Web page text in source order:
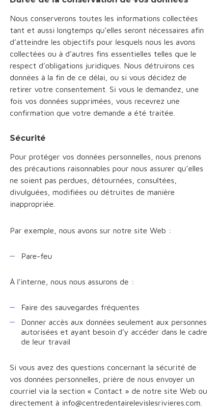
Nous conserverons toutes les informations collectées
tant et aussi longtemps qu’elles seront nécessaires afin
d’atteindre les objectifs pour lesquels nous les avons
collectées ou à d’autres fins essentielles telles que le
respect d’obligations juridiques. Nous détruirons ces
données à la fin de ce délai, ou si vous décidez de
retirer votre consentement. Si vous le demandez, une
fois vos données supprimées, vous recevrez une
confirmation que votre demande a été traitée.
Sécurité
Pour protéger vos données personnelles, nous prenons
des précautions raisonnables pour nous assurer qu’elles
ne soient pas perdues, détournées, consultées,
divulguées, modifiées ou détruites de manière
inappropriée.
Par exemple, nous avons sur notre site Web :
Pare-feu
À l’interne, nous nous assurons de :
Faire des sauvegardes fréquentes
Donner accès aux données seulement aux personnes
autorisées et ayant besoin d’y accéder dans le cadre
de leur travail
Si vous avez des questions concernant la sécurité de
vos données personnelles, prière de nous envoyer un
courriel via la section « Contact » de notre site Web ou
directement à info@centredentairelevislesrivieres.com.